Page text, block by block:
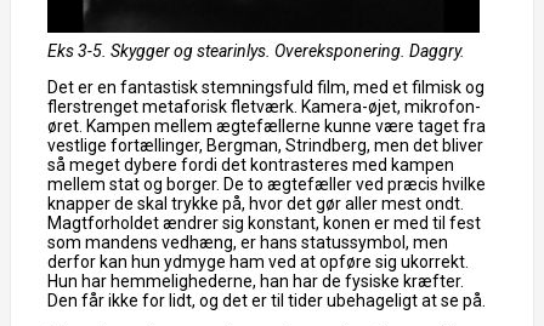
Eks 3-5. Skygger og stearinlys. Overeksponering. Daggry.
Det er en fantastisk stemningsfuld film, med et filmisk og
flerstrenget metaforisk fletværk. Kamera-øjet, mikrofon-
øret. Kampen mellem ægtefællerne kunne være taget fra
vestlige fortællinger, Bergman, Strindberg, men det bliver
så meget dybere fordi det kontrasteres med kampen
mellem stat og borger. De to ægtefæller ved præcis hvilke
knapper de skal trykke på, hvor det gør aller mest ondt.
Magtforholdet ændrer sig konstant, konen er med til fest
som mandens vedhæng, er hans statussymbol, men
derfor kan hun ydmyge ham ved at opføre sig ukorrekt.
Hun har hemmelighederne, han har de fysiske kræfter.
Den får ikke for lidt, og det er til tider ubehageligt at se på.